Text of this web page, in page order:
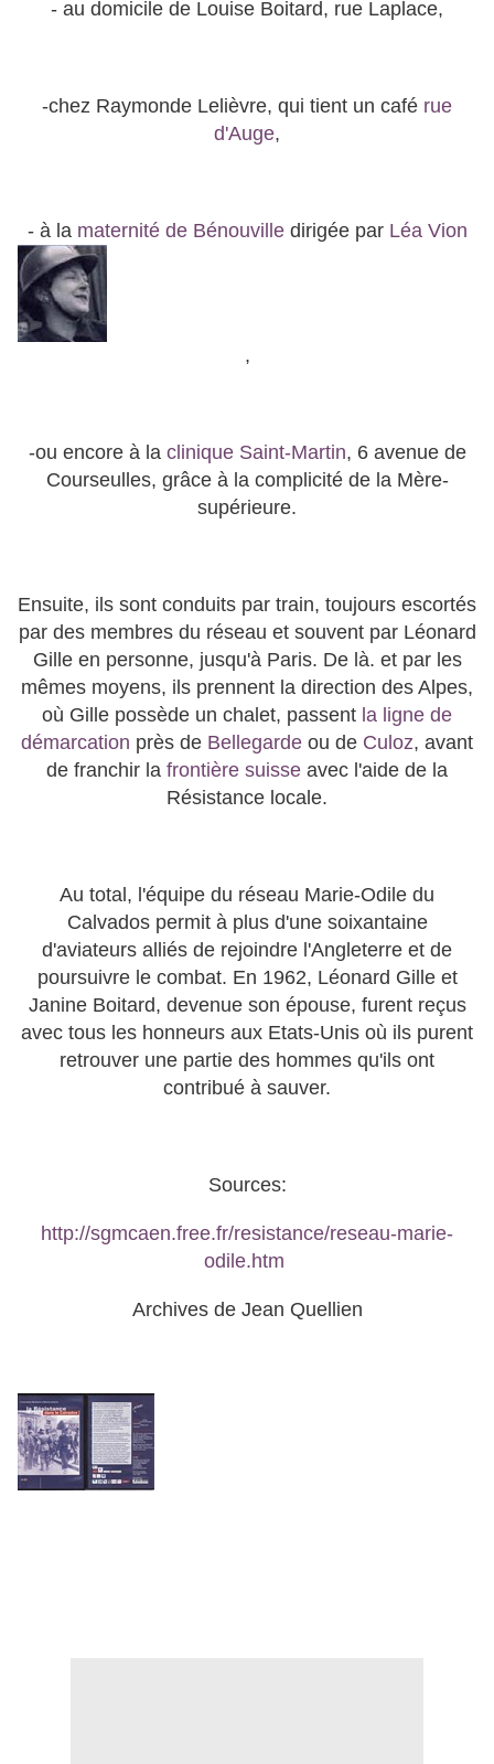
- au domicile de Louise Boitard, rue Laplace,
-chez Raymonde Lelièvre, qui tient un café rue
d'Auge,
- à la maternité de Bénouvilledirigée par Léa Vion
,
-ou encore à la clinique Saint-Martin, 6 avenue de
Courseulles, grâce à la complicité de la Mère-
supérieure.
Ensuite, ils sont conduits par train, toujours escortés
par des membres du réseau et souvent par Léonard
Gille en personne, jusqu'à Paris. De là. et par les
mêmes moyens, ils prennent la direction des Alpes,
où Gille possède un chalet, passent la ligne de
démarcation près de Bellegarde ou de Culoz, avant
de franchir la frontière suisse avec l'aide de la
Résistance locale.
Au total, l'équipe du réseau Marie-Odile du
Calvados permit à plus d'une soixantaine
d'aviateurs alliés de rejoindre l'Angleterre et de
poursuivre le combat. En 1962, Léonard Gille et
Janine Boitard, devenue son épouse, furent reçus
avec tous les honneurs aux Etats-Unis où ils purent
retrouver une partie des hommes qu'ils ont
contribué à sauver.
Sources:
http://sgmcaen.free.fr/resistance/reseau-marie-
odile.htm
Archives de Jean Quellien